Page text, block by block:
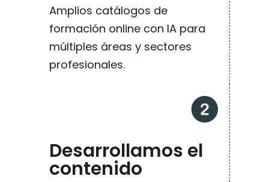
Amplios catálogos de
formación online con IA para
múltiples áreas y sectores
profesionales.
Desarrollamos el
contenido